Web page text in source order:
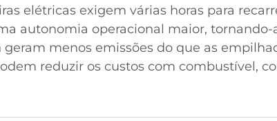
elétricas exigem várias horas para
autonomia operacional maior,
menos emissões do que as
reduzir os custos com combustível,